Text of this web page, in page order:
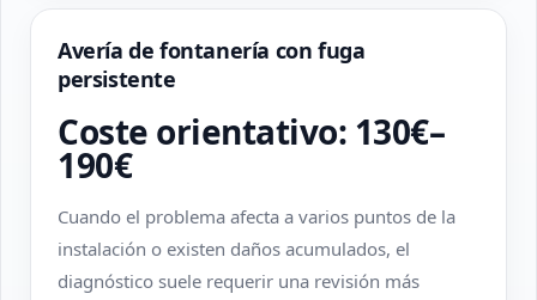
Avería de fontanería con fuga
persistente
Coste orientativo: 130€–
190€
Cuando el problema afecta a varios puntos de la
instalación o existen daños acumulados, el
diagnóstico suele requerir una revisión más